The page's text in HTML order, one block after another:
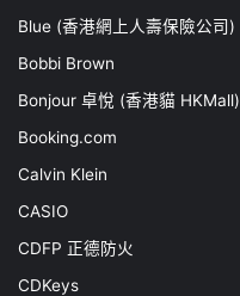
Blue (香港網上人壽保險公司)
Bobbi Brown
Bonjour 卓悅 (香港貓 HKMall)
Booking.com
Calvin Klein
CASIO
CDFP 正德防火
CDKeys